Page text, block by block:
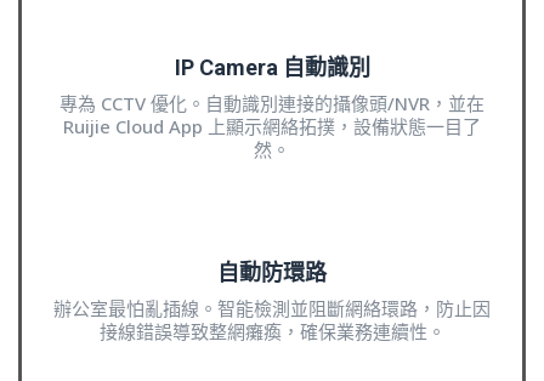
IP Camera 自動識別
專為 CCTV 優化。自動識別連接的攝像頭/NVR，並在
Ruijie Cloud App 上顯示網絡拓撲，設備狀態一目了
然。
自動防環路
辦公室最怕亂插線。智能檢測並阻斷網絡環路，防止因
接線錯誤導致整網癱瘓，確保業務連續性。